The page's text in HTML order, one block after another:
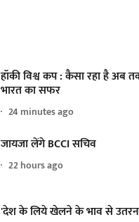
हॉकी विश्व कप : कैसा रहा है अब
भारत का सफर
24 minutes ago
जायजा लेंगे BCCI सचिव
22 hours ago
'देश के लिये खेलने के भाव से